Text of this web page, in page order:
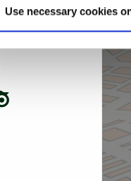
Use necessary cookies